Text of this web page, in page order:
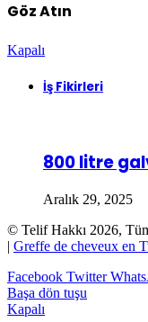
Göz Atın
Kapalı
İş Fikirleri
800 litre
Aralık 29, 2025
© Telif Hakkı 2026,
Greffe de cheveux en
Facebook Twitter
Başa dön tuşu
Kapalı